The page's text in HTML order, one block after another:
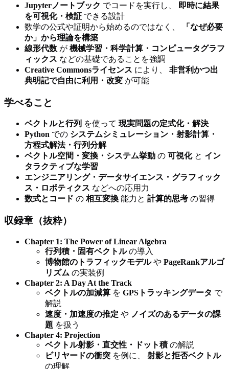
Jupyterノートブック でコードを実行し、
即時に結果
を可視化・検証 できる設計
数学の公式や証明から始めるのではなく、
「なぜ必要
か」から理論を構築
線形代数 が 機械学習・科学計算・コンピュータグラフ
ィックス などの基礎であることを強調
Creative Commonsライセンス により、 非営利かつ出
典明記で自由に利用・改変 が可能
学べること
ベクトルと行列 を使って 現実問題の定式化・解決
Python での システムシミュレーション・射影計算・
方程式解法・行列分解
ベクトル空間・変換・システム挙動 の 可視化と イン
タラクティブな学習
エンジニアリング・データサイエンス・グラフィック
ス・ロボティクス などへの応用力
数式とコード の 相互変換 能力と 計算的思考 の習得
収録章（抜粋）
Chapter 1: The Power of Linear Algebra
行列積・固有ベクトルの導入
博物館のトラフィックモデルや PageRankアルゴ
リズム の実装例
Chapter 2: A Day At the Track
ベクトルの加減算 を GPSトラッキングデータ で
解説
速度・加速度の推定 や ノイズのあるデータの課
題 を扱う
Chapter 4: Projection
ベクトル射影・直交性・ドット積の解説
ビリヤードの衝突 を例に、 射影と拒否ベクトル
の理解